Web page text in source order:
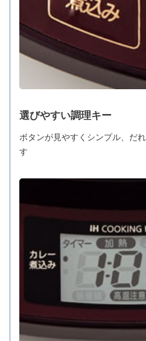
選びやすい調理キー
ボタンが見やすくシンプル、だ
す